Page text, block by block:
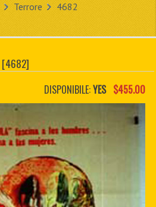
IL MIO CONTO
CONTATTO
CUSTOM PDF
Terrore 4682
[4682]
DISPONIBILE:YES $455.00